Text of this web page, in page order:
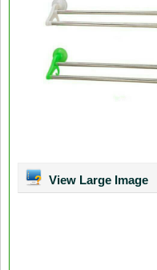
View Large Image